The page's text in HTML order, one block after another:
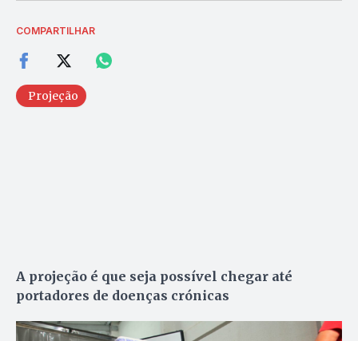
COMPARTILHAR
Projeção
A projeção é que seja possível chegar até
portadores de doenças crónicas